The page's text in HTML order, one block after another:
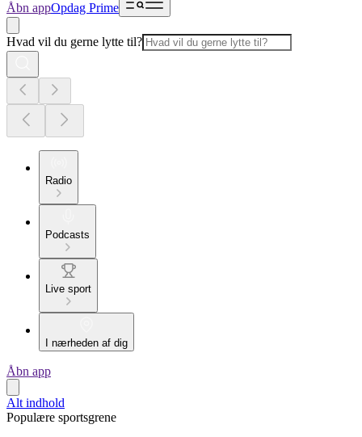
Åbn appOpdag Prime
Hvad vil du gerne lytte til?
Radio
Podcasts
Live sport
I nærheden af dig
Åbn app
Alt indhold
Populære sportsgrene